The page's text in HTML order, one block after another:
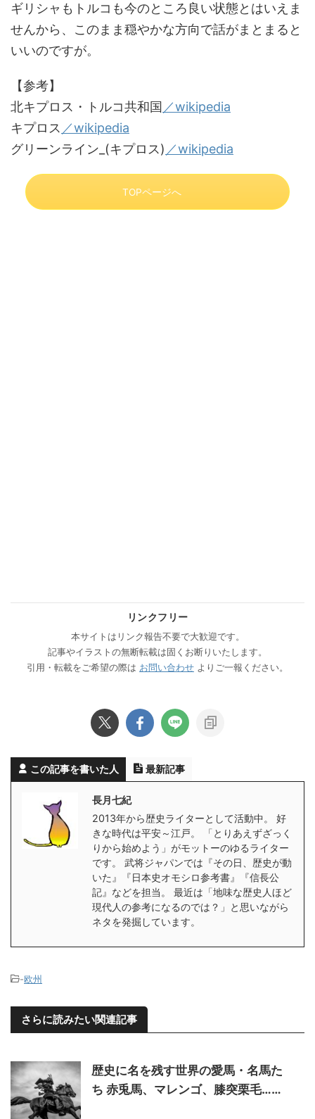
ギリシャもトルコも今のところ良い状態とはいえま
せんから、このまま穏やかな方向で話がまとまると
いいのですが。
【参考】
北キプロス・トルコ共和国 ／wikipedia
キプロス ／wikipedia
グリーンライン_(キプロス) ／wikipedia
TOPページへ
リンクフリー
本サイトはリンク報告不要で大歓迎です。
記事やイラストの無断転載は固くお断りいたします。
引用・転載をご希望の際は お問い合わせ よりご一報ください。
この記事を書いた人 最新記事
長月七紀
2013年から歴史ライターとして活動中。 好
きな時代は平安～江戸。 「とりあえずざっく
りから始めよう」がモットーのゆるライター
です。 武将ジャパンでは『その日、歴史が動
いた』『日本史オモシロ参考書』『信長公
記』などを担当。 最近は「地味な歴史人ほど
現代人の参考になるのでは？」と思いながら
ネタを発掘しています。
-欧州
さらに読みたい関連記事
歴史に名を残す世界の愛馬・名馬た
ち 赤兎馬、マレンゴ、膝突栗毛……